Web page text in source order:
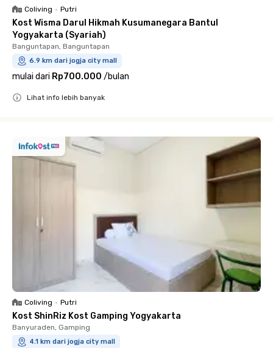
Coliving • Putri
Kost Wisma Darul Hikmah Kusumanegara Bantul
Yogyakarta (Syariah)
Banguntapan, Banguntapan
6.9 km dari jogja city mall
mulai dari Rp700.000 /bulan
Lihat info lebih banyak
Coliving • Putri
Kost ShinRiz Kost Gamping Yogyakarta
Banyuraden, Gamping
4.1 km dari jogja city mall